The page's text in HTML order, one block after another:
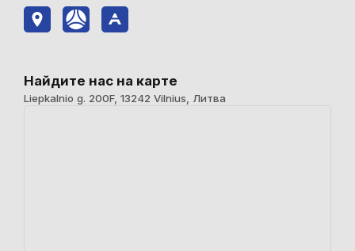
Найдите нас на карте
Liepkalnio g. 200F, 13242 Vilnius, Литва